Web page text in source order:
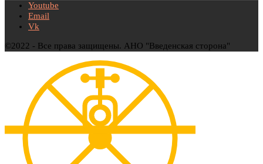
Youtube
Email
Vk
©2022 - Все права защищены. АНО "Введенская сторона"